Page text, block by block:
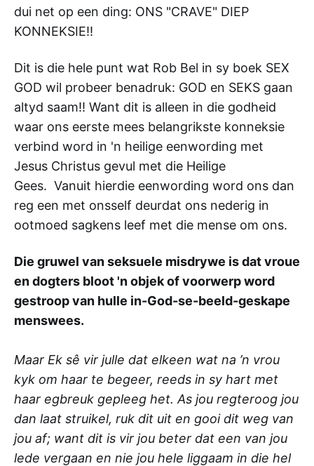
dui net op een ding: ONS "CRAVE" DIEP
KONNEKSIE!!
Dit is die hele punt wat Rob Bel in sy boek SEX
GOD wil probeer benadruk: GOD en SEKS gaan
altyd saam!! Want dit is alleen in die godheid
waar ons eerste mees belangrikste konneksie
verbind word in 'n heilige eenwording met
Jesus Christus gevul met die Heilige
Gees. Vanuit hierdie eenwording word ons dan
reg een met onsself deurdat ons nederig in
ootmoed sagkens leef met die mense om ons.
Die gruwel van seksuele misdrywe is dat vroue
en dogters bloot 'n objek of voorwerp word
gestroop van hulle in-God-se-beeld-geskape
menswees.
Maar Ek sê vir julle dat elkeen wat na ’n vrou
kyk om haar te begeer, reeds in sy hart met
haar egbreuk gepleeg het. As jou regteroog jou
dan laat struikel, ruk dit uit en gooi dit weg van
jou af; want dit is vir jou beter dat een van jou
lede vergaan en nie jou hele liggaam in die hel